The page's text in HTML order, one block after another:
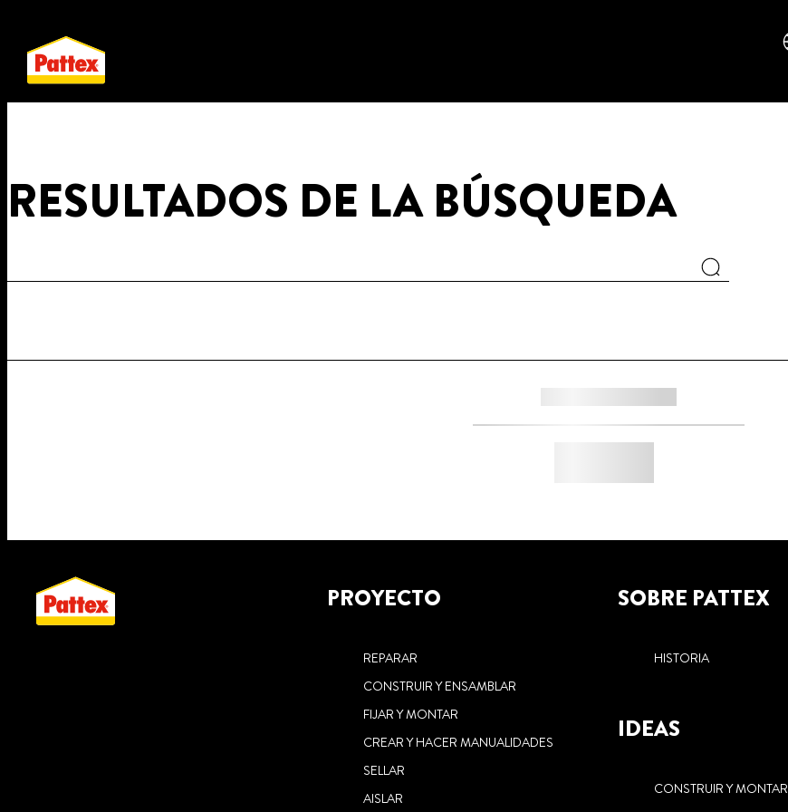
RESULTADOS DE LA BÚSQUEDA
PROYECTO
REPARAR
CONSTRUIR Y ENSAMBLAR
FIJAR Y MONTAR
CREAR Y HACER MANUALIDADES
SELLAR
AISLAR
SOBRE PATTEX
HISTORIA
IDEAS
CONSTRUIR Y MONTAR